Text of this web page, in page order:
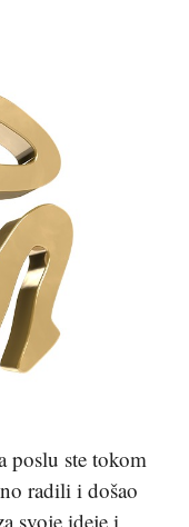
poslu ste tokom
radili i došao
svoje ideje i